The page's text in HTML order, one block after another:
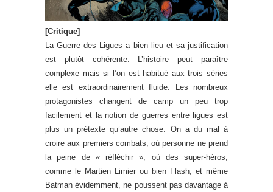
[Critique]
La Guerre des Ligues a bien lieu et sa justification
est plutôt cohérente. L’histoire peut paraître
complexe mais si l’on est habitué aux trois séries
elle est extraordinairement fluide. Les nombreux
protagonistes changent de camp un peu trop
facilement et la notion de guerres entre ligues est
plus un prétexte qu’autre chose. On a du mal à
croire aux premiers combats, où personne ne prend
la peine de « réfléchir », où des super-héros,
comme le Martien Limier ou bien Flash, et même
Batman évidemment, ne poussent pas davantage à